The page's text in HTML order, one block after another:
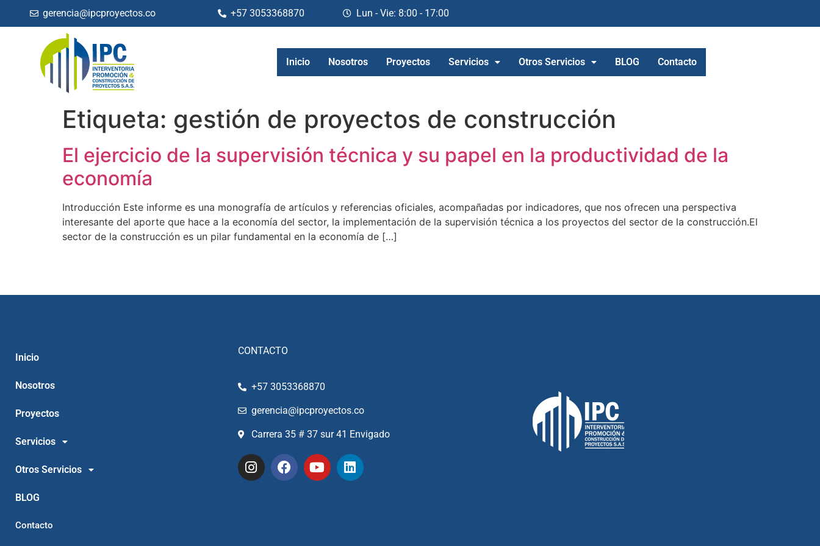
gerencia@ipcproyectos.co +57 3053368870 Lun - Vie: 8:00 - 17:00
Inicio Nosotros Proyectos Servicios Otros Servicios BLOG Contacto
Etiqueta: gestión de proyectos de construcción
El ejercicio de la supervisión técnica y su papel en la productividad de la
economía
Introducción Este informe es una monografía de artículos y referencias oficiales, acompañadas por indicadores, que nos ofrecen una perspectiva
interesante del aporte que hace a la economía del sector, la implementación de la supervisión técnica a los proyectos del sector de la construcción.El
sector de la construcción es un pilar fundamental en la economía de […]
Inicio
Nosotros
Proyectos
Servicios
Otros Servicios
BLOG
Contacto
CONTACTO
+57 3053368870
gerencia@ipcproyectos.co
Carrera 35 # 37 sur 41 Envigado